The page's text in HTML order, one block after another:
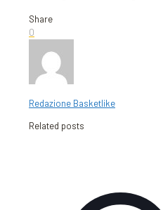
Share
0
Redazione Basketlike
Related posts